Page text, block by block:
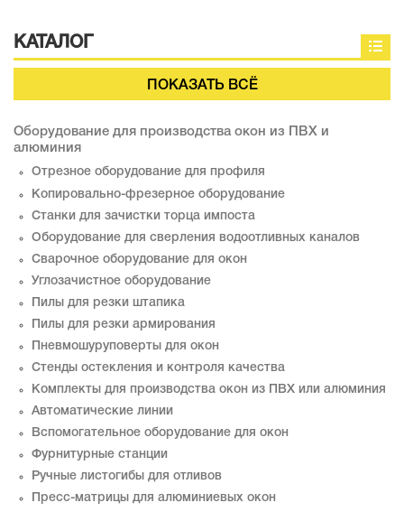
КАТАЛОГ
ПОКАЗАТЬ ВСЁ
Оборудование для производства окон из ПВХ и
алюминия
Отрезное оборудование для профиля
Копировально-фрезерное оборудование
Станки для зачистки торца импоста
Оборудование для сверления водоотливных каналов
Сварочное оборудование для окон
Углозачистное оборудование
Пилы для резки штапика
Пилы для резки армирования
Пневмошуруповерты для окон
Стенды остекления и контроля качества
Комплекты для производства окон из ПВХ или алюминия
Автоматические линии
Вспомогательное оборудование для окон
Фурнитурные станции
Ручные листогибы для отливов
Пресс-матрицы для алюминиевых окон